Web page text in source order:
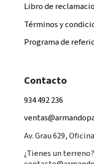
Libro de
Términos y
Programa de
Contacto
934 492 236
Av. Grau 629,
¿Tienes un